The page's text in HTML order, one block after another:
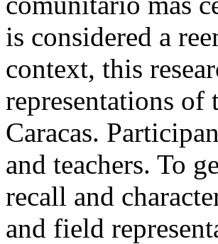
is considered a
context, this
representations of
Caracas.
and teachers. To
recall and
and field